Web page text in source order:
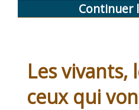
Continuer
Les vivants,
ceux qui